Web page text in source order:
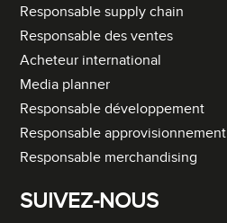
Responsable supply chain
Responsable des ventes
Acheteur international
Media planner
Responsable développement
Responsable approvisionnement
Responsable merchandising
SUIVEZ-NOUS